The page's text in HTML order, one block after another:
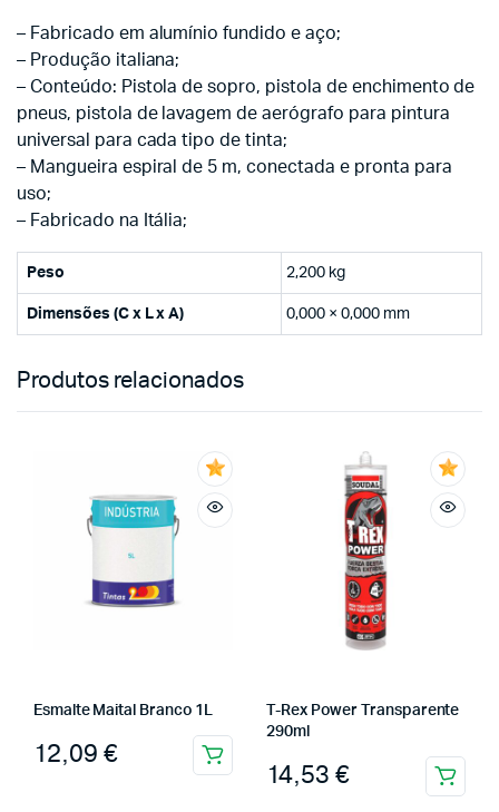
– Fabricado em alumínio fundido e aço;
– Produção italiana;
– Conteúdo: Pistola de sopro, pistola de enchimento de
pneus, pistola de lavagem de aerógrafo para pintura
universal para cada tipo de tinta;
– Mangueira espiral de 5 m, conectada e pronta para
uso;
– Fabricado na Itália;
Peso 2,200 kg
Dimensões (C x L x A) 0,000 × 0,000 mm
Produtos relacionados
Esmalte Maital Branco 1L
12,09 €
T-Rex Power Transparente
290ml
14,53 €